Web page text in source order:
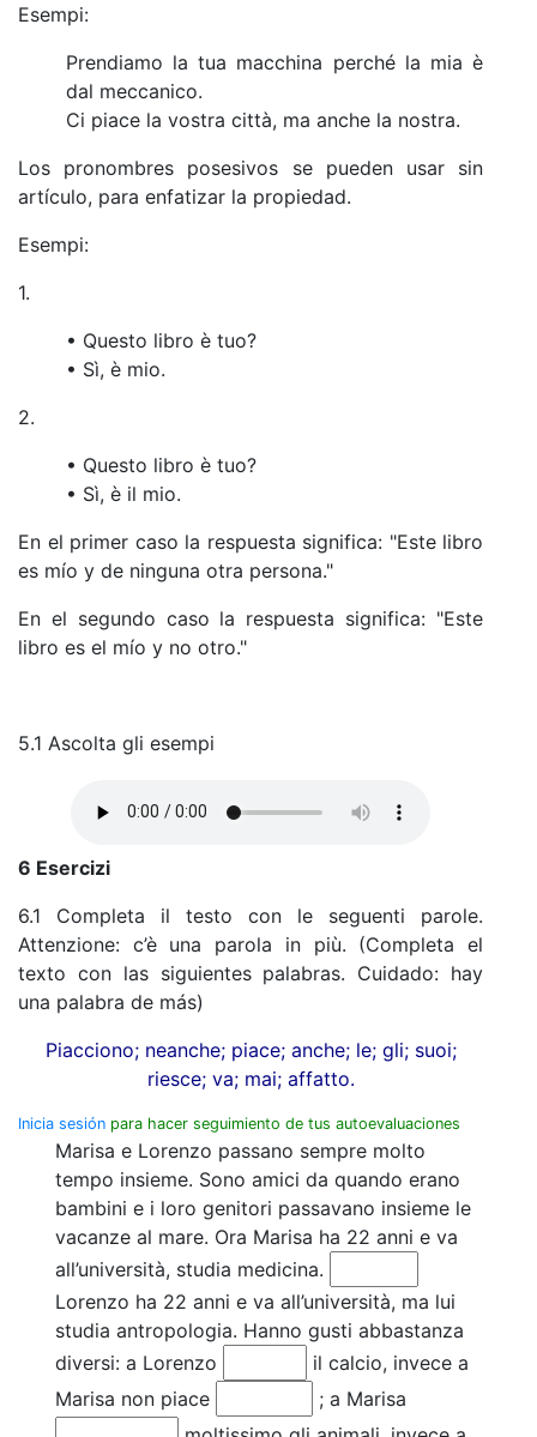
Esempi:
Prendiamo la tua macchina perché la mia è
dal meccanico.
Ci piace la vostra città, ma anche la nostra.
Los pronombres posesivos se pueden usar sin
artículo, para enfatizar la propiedad.
Esempi:
1.
• Questo libro è tuo?
• Sì, è mio.
2.
• Questo libro è tuo?
• Sì, è il mio.
En el primer caso la respuesta significa: "Este libro
es mío y de ninguna otra persona."
En el segundo caso la respuesta significa: "Este
libro es el mío y no otro."
5.1 Ascolta gli esempi
6 Esercizi
6.1 Completa il testo con le seguenti parole.
Attenzione: c’è una parola in più. (Completa el
texto con las siguientes palabras. Cuidado: hay
una palabra de más)
Piacciono; neanche; piace; anche; le; gli; suoi;
riesce; va; mai; affatto.
Inicia sesión para hacer seguimiento de tus autoevaluaciones
Marisa e Lorenzo passano sempre molto
tempo insieme. Sono amici da quando erano
bambini e i loro genitori passavano insieme le
vacanze al mare. Ora Marisa ha 22 anni e va
all’università, studia medicina.
Lorenzo ha 22 anni e va all’università, ma lui
studia antropologia. Hanno gusti abbastanza
diversi: a Lorenzo
il calcio, invece a
Marisa non piace
; a Marisa